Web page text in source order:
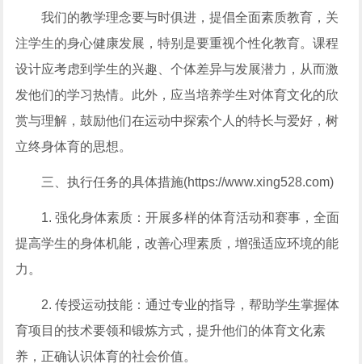
我们的教学理念要与时俱进，提倡全面素质教育，关
注学生的身心健康发展，特别是要重视个性化教育。课程
设计应考虑到学生的兴趣、个体差异与发展潜力，从而激
发他们的学习热情。此外，应当培养学生对体育文化的欣
赏与理解，鼓励他们在运动中探索个人的特长与爱好，树
立终身体育的思想。
三、执行任务的具体措施(https://www.xing528.com)
1. 强化身体素质：开展多样的体育活动和赛事，全面
提高学生的身体机能，改善心理素质，增强适应环境的能
力。
2. 传授运动技能：通过专业的指导，帮助学生掌握体
育项目的技术要领和锻炼方式，提升他们的体育文化素
养，正确认识体育的社会价值。